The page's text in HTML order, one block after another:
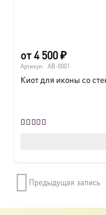
от4 500₽
Артикул: AB-0001
Киот для иконы со
Предыдущая запись